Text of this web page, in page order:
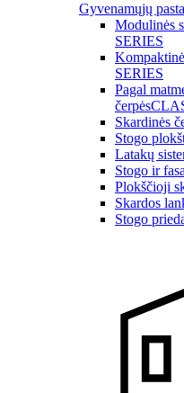
Gyvenamųjų
Modulinės
SERIES
SERIES
Pagal
čerpės
Skardinės
Stogo
Latakų
Stogo ir
Plokščioji
Skardos
Stogo